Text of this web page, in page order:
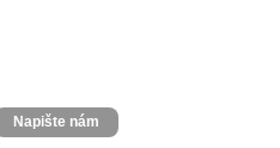
Napište nám